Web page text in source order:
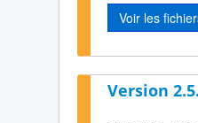
Voir les
Version